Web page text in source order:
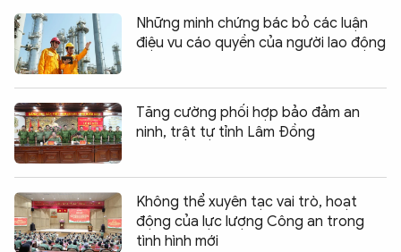
Những minh chứng bác bỏ các luận
điệu vu cáo quyền của người lao động
Tăng cường phối hợp bảo đảm an
ninh, trật tự tỉnh Lâm Đồng
Không thể xuyên tạc vai trò, hoạt
động của lực lượng Công an trong
tình hình mới